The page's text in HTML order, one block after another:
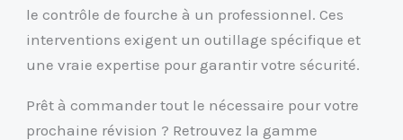
le contrôle de fourche à un professionnel. Ces
interventions exigent un outillage spécifique et
une vraie expertise pour garantir votre sécurité.
Prêt à commander tout le nécessaire pour votre
prochaine révision ? Retrouvez la gamme